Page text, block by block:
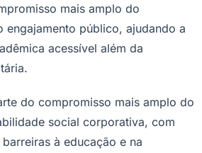
mais amplo do
engajamento público, ajudando a
acessível além da
do compromisso mais amplo do
social corporativa, com
à educação e na